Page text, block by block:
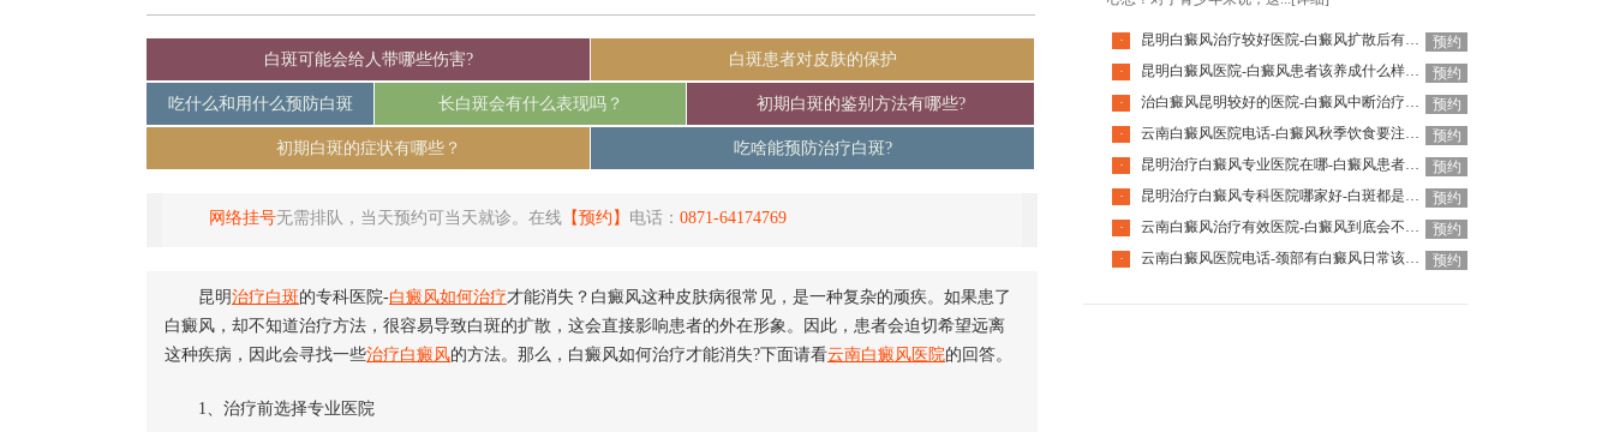
白斑可能会给人带哪些伤害? 白斑患者对皮肤的保护
吃什么和用什么预防白斑 长白斑会有什么表现吗？ 初期白斑的鉴别方法有哪些?
初期白斑的症状有哪些？ 吃啥能预防治疗白斑?
网络挂号无需排队，当天预约可当天就诊。在线 【预约】 电话： 0871-64174769
昆明治疗白斑的专科医院-白癜风如何治疗才能消失？白癜风这种皮肤病很常见，是一种复杂的顽疾。如果患了
白癜风，却不知道治疗方法，很容易导致白斑的扩散，这会直接影响患者的外在形象。因此，患者会迫切希望远离
这种疾病，因此会寻找一些治疗白癜风的方法。那么，白癜风如何治疗才能消失?下面请看云南白癜风医院的回答。
1、治疗前选择专业医院
· 昆明白癜风治疗较好医院-白癜风扩散后有哪些表现
预约
·
昆明白癜风医院-白癜风患者该养成什么样的饮食习惯呢
预约
·
治白癜风昆明较好的医院-白癜风中断治疗会有什么影响呢
预约
·
云南白癜风医院电话-白癜风秋季饮食要注意什么
预约
·
昆明治疗白癜风专业医院在哪-白癜风患者国庆出游要注意什么
预约
·
昆明治疗白癜风专科医院哪家好-白斑都是白癜风吗
预约
·
云南白癜风治疗有效医院-白癜风到底会不会遗传下一代
预约
·
云南白癜风医院电话-颈部有白癜风日常该怎么护理呢 预约